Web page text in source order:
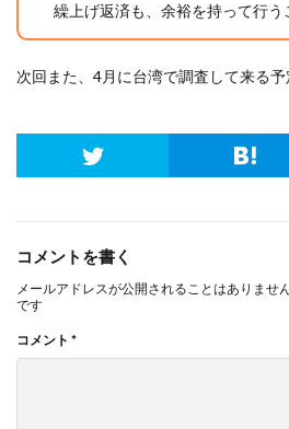
繰上げ返済も、余裕を持って行う
次回また、4月に台湾で調査して来る予
コメントを書く
メールアドレスが公開されることはありません
です
コメント *